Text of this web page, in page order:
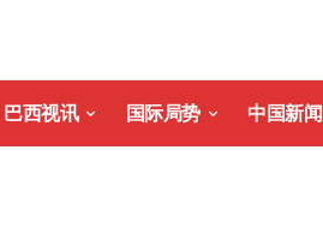
巴西视讯 国际局势 中国新闻